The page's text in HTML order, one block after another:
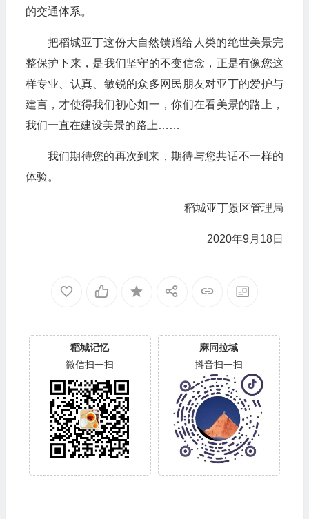
的交通体系。
把稻城亚丁这份大自然馈赠给人类的绝世美景完
整保护下来，是我们坚守的不变信念，正是有像您这
样专业、认真、敏锐的众多网民朋友对亚丁的爱护与
建言，才使得我们初心如一，你们在看美景的路上，
我们一直在建设美景的路上……
我们期待您的再次到来，期待与您共话不一样的
体验。
稻城亚丁景区管理局
2020年9月18日
稻城记忆
微信扫一扫
麻同拉域
抖音扫一扫